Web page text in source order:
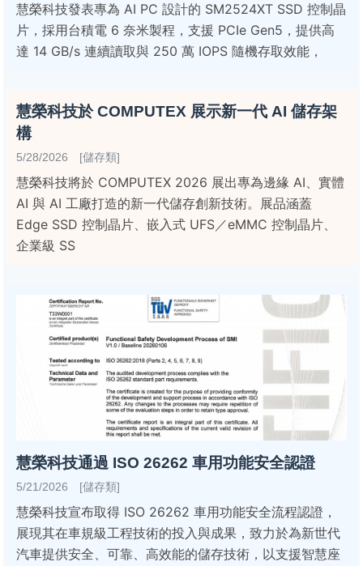
慧榮科技發表專為 AI PC 設計的 SM2524XT SSD 控制晶
片，採用台積電 6 奈米製程，支援 PCIe Gen5，提供高
達 14 GB/s 連續讀取與 250 萬 IOPS 隨機存取效能，
慧榮科技於 COMPUTEX 展示新一代 AI 儲存架
構
5/28/2026 [儲存類]
慧榮科技將於 COMPUTEX 2026 展出專為邊緣 AI、實體
AI 與 AI 工廠打造的新一代儲存創新技術。展品涵蓋
Edge SSD 控制晶片、嵌入式 UFS／eMMC 控制晶片、
企業級 SS
慧榮科技通過 ISO 26262 車用功能安全認證
5/21/2026 [儲存類]
慧榮科技宣布取得 ISO 26262 車用功能安全流程認證，
展現其在車規級工程技術的投入與成果，致力於為新世代
汽車提供安全、可靠、高效能的儲存技術，以支援智慧座